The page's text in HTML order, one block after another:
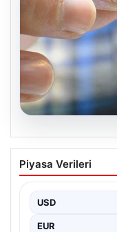
Altın fiyatları
fiyatları ne
fiyatları
Piyasa Verileri
USD
EUR